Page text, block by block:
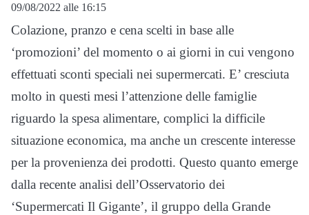
09/08/2022 alle 16:15
Colazione, pranzo e cena scelti in base alle
‘promozioni’ del momento o ai giorni in cui vengono
effettuati sconti speciali nei supermercati. E’ cresciuta
molto in questi mesi l’attenzione delle famiglie
riguardo la spesa alimentare, complici la difficile
situazione economica, ma anche un crescente interesse
per la provenienza dei prodotti. Questo quanto emerge
dalla recente analisi dell’Osservatorio dei
‘Supermercati Il Gigante’, il gruppo della Grande